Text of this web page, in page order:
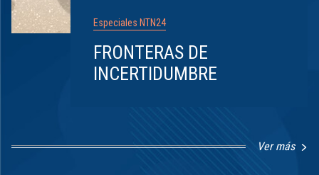
Especiales NTN24
FRONTERAS DE
INCERTIDUMBRE
Ver más